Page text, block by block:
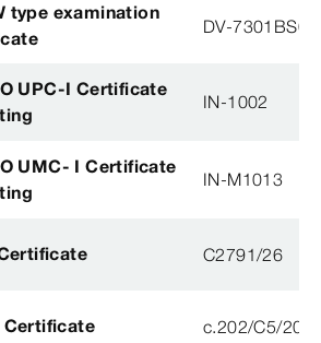
type examination
DV-
UPC-I Certificate
IN-1002
UMC- I Certificate
IN-M1013
C2791/26
Certificate c.202/C5/